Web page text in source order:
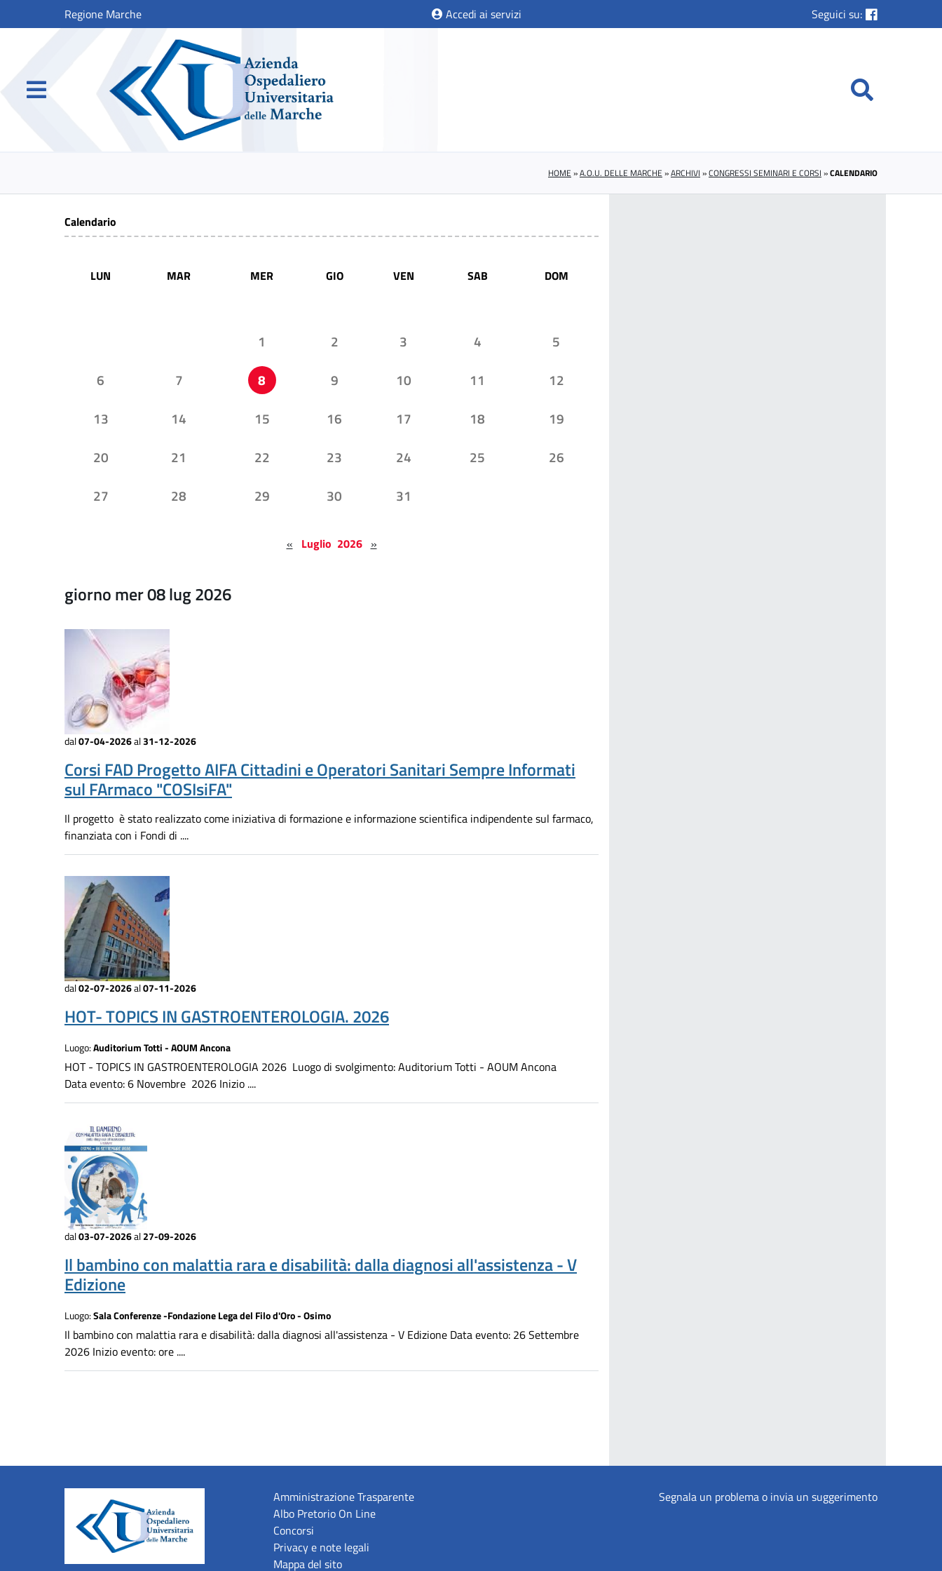
Regione Marche Accedi ai servizi Seguici su:
HOME »A.O.U. DELLE MARCHE »ARCHIVI »CONGRESSI SEMINARI E CORSI »CALENDARIO
Calendario
LUN MAR MER GIO VEN SAB DOM
1 2 3 4
5
6
7 8 9 10 11
12
13
14 15 16 17 18
19
20
21 22 23 24 25
26
27
28 29 30 31
« Luglio 2026 »
giorno mer 08 lug 2026
dal07-04-2026al31-12-2026
Corsi FAD Progetto AIFA Cittadini e Operatori Sanitari Sempre Informati
sul FArmaco "COSIsiFA"
Il progetto è stato realizzato come iniziativa di formazione e informazione scientifica indipendente sul farmaco,
finanziata con i Fondi di ....
dal02-07-2026al07-11-2026
HOT- TOPICS IN GASTROENTEROLOGIA. 2026
Luogo:Auditorium Totti - AOUM Ancona
HOT - TOPICS IN GASTROENTEROLOGIA 2026 Luogo di svolgimento: Auditorium Totti - AOUM Ancona
Data evento: 6 Novembre 2026 Inizio ....
dal03-07-2026al27-09-2026
Il bambino con malattia rara e disabilità: dalla diagnosi all'assistenza - V
Edizione
Luogo:Sala Conferenze -Fondazione Lega del Filo d'Oro - Osimo
Il bambino con malattia rara e disabilità: dalla diagnosi all'assistenza - V Edizione Data evento: 26 Settembre
2026 Inizio evento: ore ....
Amministrazione Trasparente
Albo Pretorio On Line
Concorsi
Privacy e note legali
Mappa del sito
Segnala un problema o invia un suggerimento